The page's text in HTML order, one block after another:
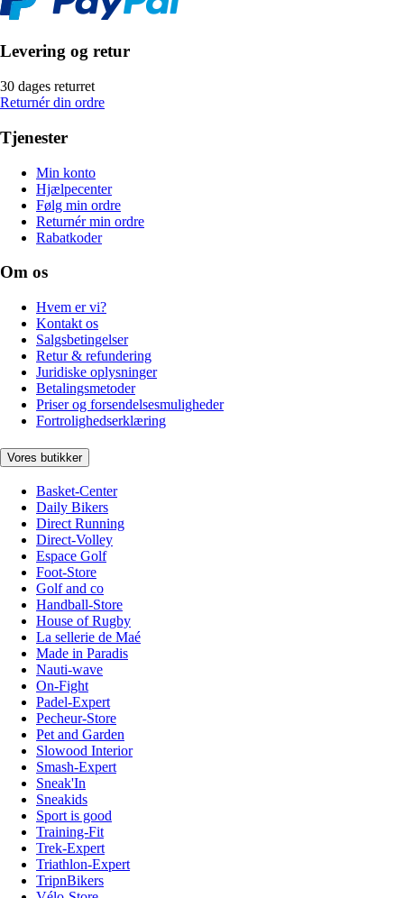
Levering og retur
30 dages returret
Returnér din ordre
Tjenester
Min konto
Hjælpecenter
Følg min ordre
Returnér min ordre
Rabatkoder
Om os
Hvem er vi?
Kontakt os
Salgsbetingelser
Retur & refundering
Juridiske oplysninger
Betalingsmetoder
Priser og forsendelsesmuligheder
Fortrolighedserklæring
Vores butikker
Basket-Center
Daily Bikers
Direct Running
Direct-Volley
Espace Golf
Foot-Store
Golf and co
Handball-Store
House of Rugby
La sellerie de Maé
Made in Paradis
Nauti-wave
On-Fight
Padel-Expert
Pecheur-Store
Pet and Garden
Slowood Interior
Smash-Expert
Sneak'In
Sneakids
Sport is good
Training-Fit
Trek-Expert
Triathlon-Expert
TripnBikers